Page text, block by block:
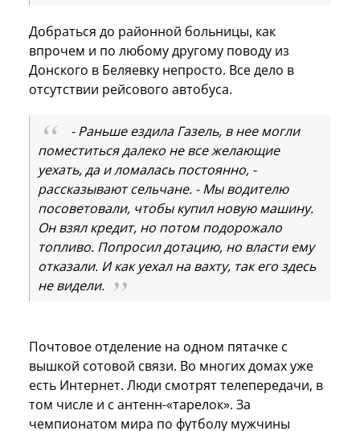
Добраться до районной больницы, как
впрочем и по любому другому поводу из
Донского в Беляевку непросто. Все дело в
отсутствии рейсового автобуса.
- Раньше ездила Газель, в нее могли
поместиться далеко не все желающие
уехать, да и ломалась постоянно, -
рассказывают сельчане. - Мы водителю
посоветовали, чтобы купил новую машину.
Он взял кредит, но потом подорожало
топливо. Попросил дотацию, но власти ему
отказали. И как уехал на вахту, так его здесь
не видели.
Почтовое отделение на одном пятачке с
вышкой сотовой связи. Во многих домах уже
есть Интернет. Люди смотрят телепередачи, в
том числе и с антенн-«тарелок». За
чемпионатом мира по футболу мужчины